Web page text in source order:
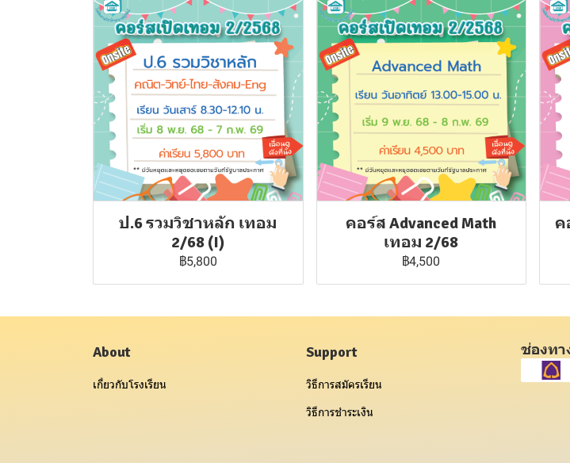
ป.6 รวมวิชาหลัก เทอม
2/68 (I)
฿5,800
คอร์ส Advanced Math
เทอม 2/68
฿4,500
ค
About
เกี่ยวกับโรงเรียน
Support
วิธีการสมัครเรียน
วิธีการชำระเงิน
ช่องทา